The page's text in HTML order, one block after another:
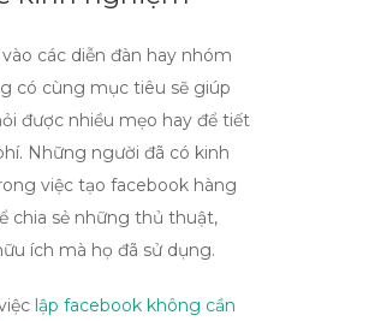
các diễn đàn hay nhóm
có cùng mục tiêu sẽ giúp
được nhiều mẹo hay để tiết
Những người đã có kinh
việc tạo facebook hàng
chia sẻ những thủ thuật,
ích mà họ đã sử dụng.
lập facebook không cần